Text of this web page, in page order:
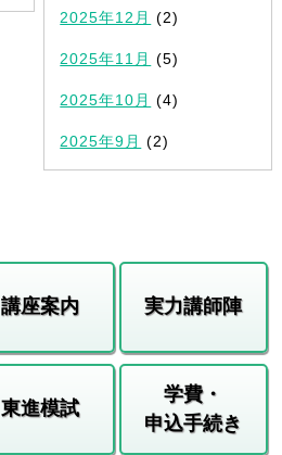
2025年12月 (2)
2025年11月 (5)
2025年10月 (4)
2025年9月 (2)
講座案内 実力講師陣
東進模試
学費・
申込手続き